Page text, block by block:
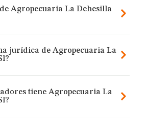
Agropecuaria La Dehesilla
jurídica de Agropecuaria La
tiene Agropecuaria La